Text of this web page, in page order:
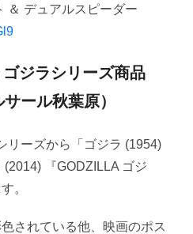
＆ デュアルスピーダー
ジラシリーズ商品
ール秋葉原）
リーズから「ゴジラ (1954)
(2014) 『GODZILLA ゴジ
。
されている他、映画のポス